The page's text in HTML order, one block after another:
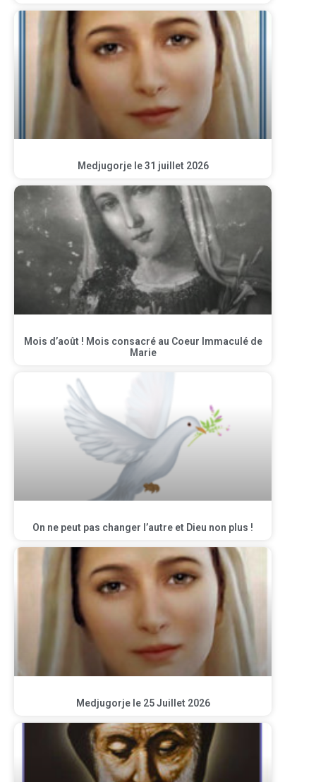
Medjugorje le 31 juillet 2026
Mois d’août ! Mois consacré au Coeur Immaculé de
Marie
On ne peut pas changer l’autre et Dieu non plus !
Medjugorje le 25 Juillet 2026